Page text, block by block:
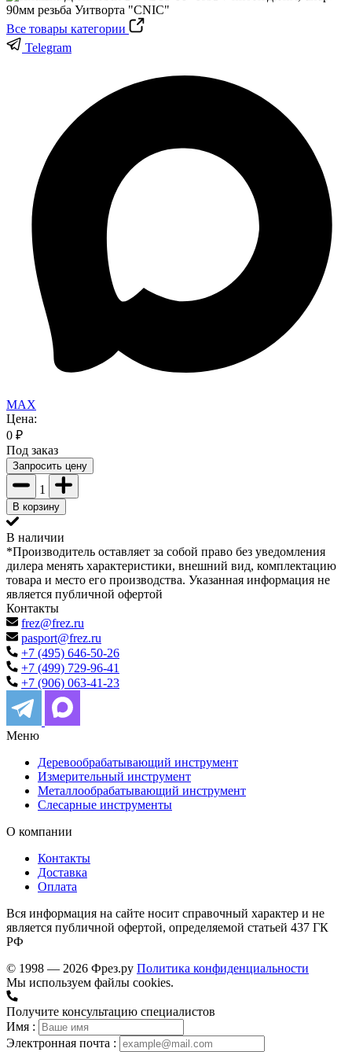
Все товары категории
Telegram
MAX
Цена:
0 ₽
Под заказ
Запросить цену
1
В корзину
В наличии
*Производитель оставляет за собой право без уведомления
дилера менять характеристики, внешний вид, комплектацию
товара и место его производства. Указанная информация не
является публичной офертой
Контакты
frez@frez.ru
pasport@frez.ru
+7 (495) 646-50-26
+7 (499) 729-96-41
+7 (906) 063-41-23
Меню
Деревообрабатывающий инструмент
Измерительный инструмент
Металлообрабатывающий инструмент
Слесарные инструменты
О компании
Контакты
Доставка
Оплата
Вся информация на сайте носит справочный характер и не
является публичной офертой, определяемой статьей 437 ГК
РФ
© 1998 — 2026 Фрез.ру Политика конфиденциальности
Мы используем файлы cookies.
Получите консультацию специалистов
Имя :
Электронная почта :